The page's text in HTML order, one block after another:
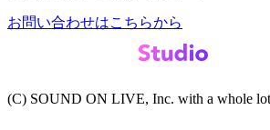
お問い合わせはこちらから
(C) SOUND ON LIVE, Inc. with a whole